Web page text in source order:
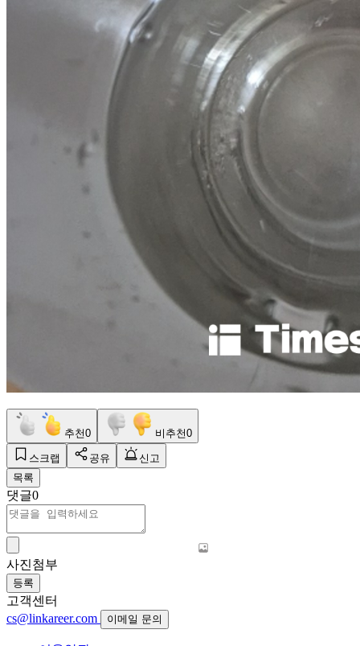
추천0 비추천0
스크랩 공유
신고
목록
댓글0
사진첨부
등록
고객센터
cs@linkareer.com
이메일 문의